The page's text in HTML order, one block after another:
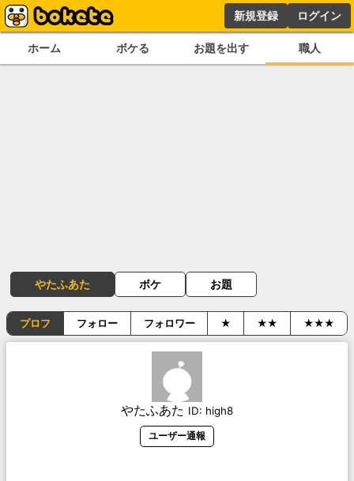
新規登録 ログイン
ホーム ボケる お題を出す 職人
やたふあた ボケ お題
プロフ フォロー フォロワー ★ ★★ ★★★
やたふあた ID: high8
ユーザー通報